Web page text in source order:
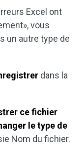
Excel ont
vous
un autre type de
dans la
ce fichier
letype de
Nom du fichier.